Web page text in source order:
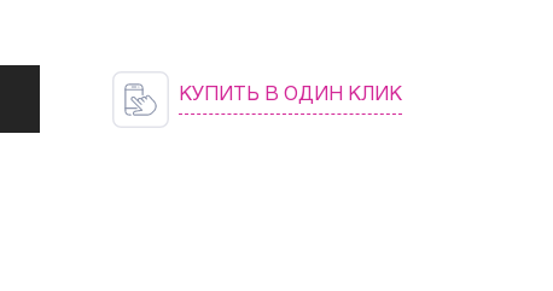
КУПИТЬ В ОДИН КЛИК